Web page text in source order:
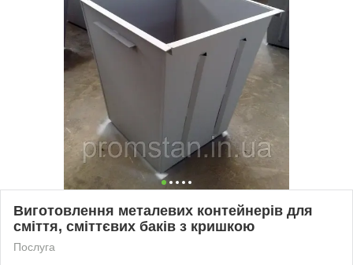
Виготовлення металевих контейнерів для
сміття, сміттєвих баків з кришкою
Послуга